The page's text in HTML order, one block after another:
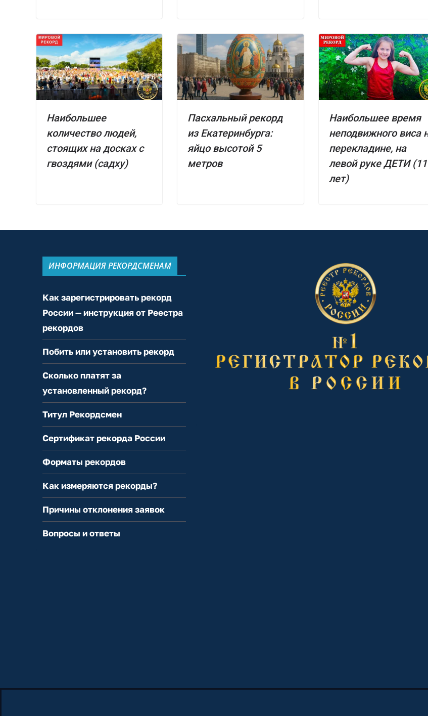
Наибольшее
количество людей,
стоящих на досках с
гвоздями (садху)
Пасхальный рекорд
из Екатеринбурга:
яйцо высотой 5
метров
Наибольшее время
неподвижного виса
перекладине, на
левой руке ДЕТИ (11
лет)
ИНФОРМАЦИЯ РЕКОРДСМЕНАМ
Как зарегистрировать рекорд
России — инструкция от Реестра
рекордов
Побить или установить рекорд
Сколько платят за
установленный рекорд?
Титул Рекордсмен
Сертификат рекорда России
Форматы рекордов
Как измеряются рекорды?
Причины отклонения заявок
Вопросы и ответы